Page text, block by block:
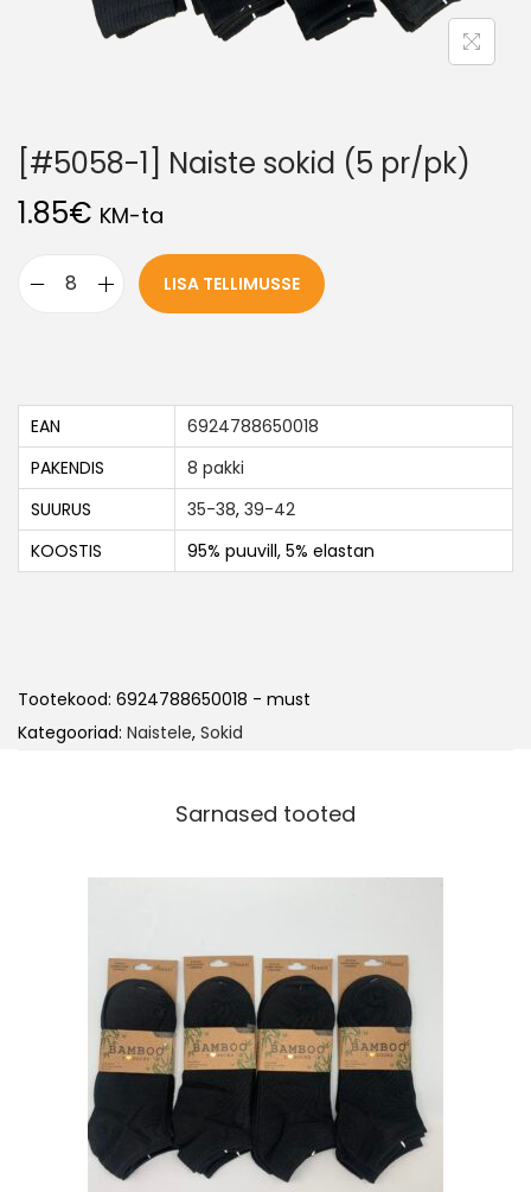
[#5058-1] Naiste sokid (5 pr/pk)
1.85€ KM-ta
LISA TELLIMUSSE
EAN
6924788650018
PAKENDIS
8 pakki
SUURUS
35-38, 39-42
KOOSTIS
95% puuvill, 5% elastan
Tootekood: 6924788650018 - must
Kategooriad: Naistele, Sokid
Sarnased tooted